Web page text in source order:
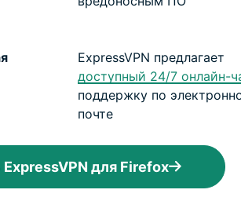
ExpressVPN предлагает
доступный 24/7 онлайн-
поддержку по
почте
ExpressVPN для Firefox